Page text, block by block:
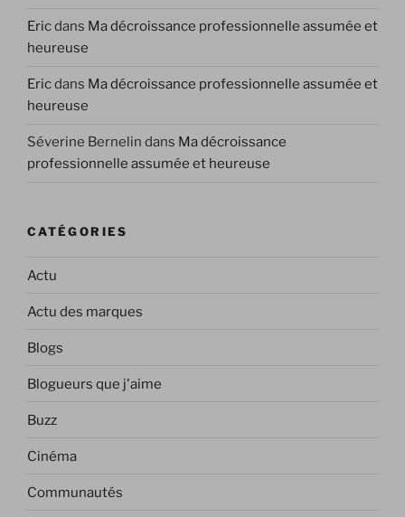
Ericdans Ma décroissance professionnelle assumée et
heureuse
Ericdans Ma décroissance professionnelle assumée et
heureuse
Séverine Bernelin dans Ma décroissance
professionnelle assumée et heureuse
CATÉGORIES
Actu
Actu des marques
Blogs
Blogueurs que j'aime
Buzz
Cinéma
Communautés